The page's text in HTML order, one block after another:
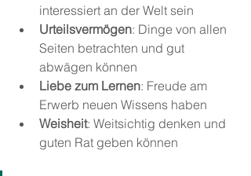
interessiert an der Welt sein
Urteilsvermögen: Dinge von allen
Seiten betrachten und gut
abwägen können
Liebe zum Lernen: Freude am
Erwerb neuen Wissens haben
Weisheit: Weitsichtig denken und
guten Rat geben können